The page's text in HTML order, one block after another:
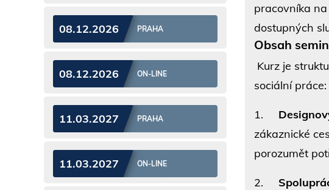
pracovníka
dostupných
Obsah
Kurz je
sociální práce:
1.
zákaznické
porozumět
2.
08.12.2026 PRAHA
08.12.2026 ON-LINE
11.03.2027 PRAHA
11.03.2027 ON-LINE